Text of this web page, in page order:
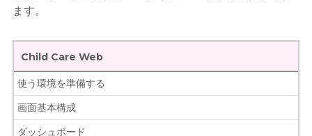
ます。
Child Care Web
使う環境を準備する
画面基本構成
ダッシュボード